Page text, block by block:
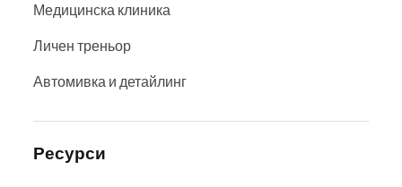
Медицинска клиника
Личен треньор
Автомивка и детайлинг
Ресурси